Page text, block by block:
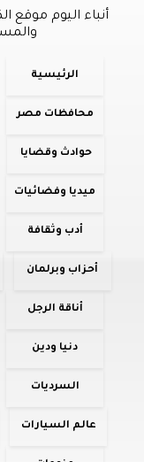
أنباء اليوم موقع
الرئيسية
محافظات مصر
حوادث وقضايا
ميديا وفضائيات
أدب وثقافة
أحزاب وبرلمان
أناقة الرجل
دنيا ودين
السرديات
عالم السيارات